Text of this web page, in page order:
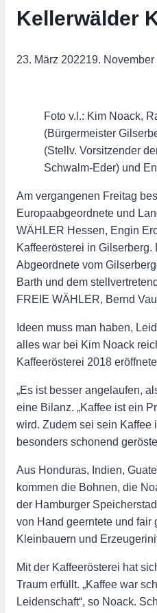
Kellerwälder
23. März 202219. November
Foto v.l.: Kim Noack,
(Bürgermeister
(Stellv. Vorsitzender
Schwalm-Eder) und
Am vergangenen Freitag
Europaabgeordnete und
WÄHLER Hessen, Engin
Kaffeerösterei in
Abgeordnete vom
Barth und dem
FREIE WÄHLER, Bernd
Ideen muss man haben,
alles war bei Kim Noack
Kaffeerösterei 2018
„Es ist besser angelaufen,
eine Bilanz. „Kaffee ist ein
wird. Zudem sei sein Kaffee
besonders schonend
Aus Honduras, Indien,
kommen die Bohnen, die
der Hamburger
von Hand geerntete und fair
Kleinbauern und
Mit der Kaffeerösterei hat
Traum erfüllt. „Kaffee war
Leidenschaft“, so Noack.